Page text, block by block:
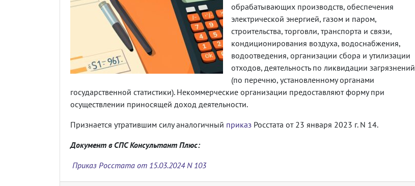
обрабатывающих производств, обеспечения
электрической энергией, газом и паром,
строительства, торговли, транспорта и связи,
кондиционирования воздуха, водоснабжения,
водоотведения, организации сбора и утилизации
отходов, деятельность по ликвидации загрязнений
(по перечню, установленному органами
государственной статистики). Некоммерческие организации предоставляют форму при
осуществлении приносящей доход деятельности.
Признается утратившим силу аналогичный приказ Росстата от 23 января 2023 г. N 14.
Документ в СПС Консультант Плюс:
Приказ Росстата от 15.03.2024 N 103